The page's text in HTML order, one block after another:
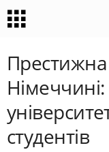
Німеччині:
студентів